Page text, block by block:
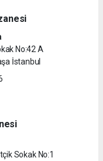
No:42 A
İstanbul
Sokak No:1